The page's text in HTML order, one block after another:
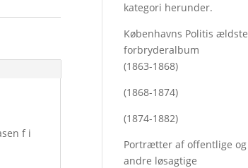
f i
kategori herunder.
Københavns Politis ældste
forbryderalbum
(1863-1868)
(1868-1874)
(1874-1882)
Portrætter af offentlige og
andre løsagtige